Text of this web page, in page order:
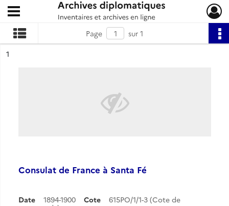
Archives diplomatiques
Ouvrir le menu déroulant
Page
sur 1
n°
1
Consulat de France à Santa Fé
Date 1894-1900 Cote
615PO/1/1-3 (Cote de